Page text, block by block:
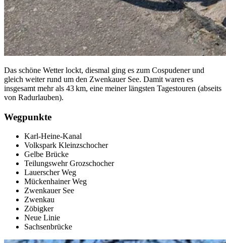
Das schöne Wetter lockt, diesmal ging es zum Cospudener und
gleich weiter rund um den Zwenkauer See. Damit waren es
insgesamt mehr als 43 km, eine meiner längsten Tagestouren (abseits
von Radurlauben).
Wegpunkte
Karl-Heine-Kanal
Volkspark Kleinzschocher
Gelbe Brücke
Teilungswehr Grozschocher
Lauerscher Weg
Mückenhainer Weg
Zwenkauer See
Zwenkau
Zöbigker
Neue Linie
Sachsenbrücke